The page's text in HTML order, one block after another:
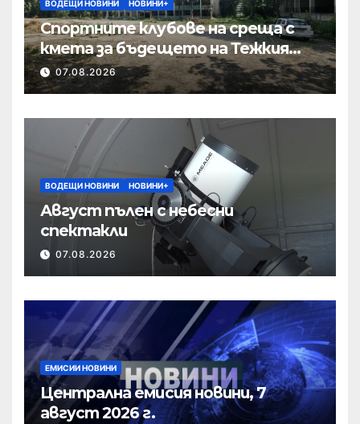
ВОДЕЩИ НОВИНИ НОВИНИ+
Спортните клубове на среща с
кмета за бъдещето на Тежкия
полк
07.08.2026
ВОДЕЩИ НОВИНИ НОВИНИ+
Август пълен с небесни
спектакли
07.08.2026
ЕМИСИИ НОВИНИ
Централна емисия новини, 7
август 2026 г.